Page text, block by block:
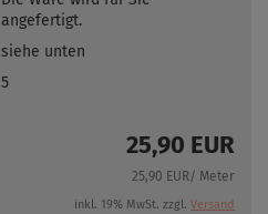
angefertigt.
siehe unten
5
25,90 EUR
25,90 EUR/ Meter
inkl. 19% MwSt. zzgl. Versand